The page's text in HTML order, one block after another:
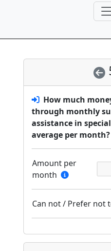
How much
through monthly
assistance in
average per month?
Amount per
month
Can not / Prefer not